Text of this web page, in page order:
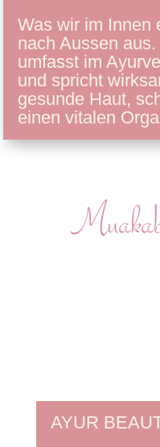
Was wir im Innen
nach Aussen
umfasst im
und spricht
gesunde Haut,
einen vitalen
AYUR